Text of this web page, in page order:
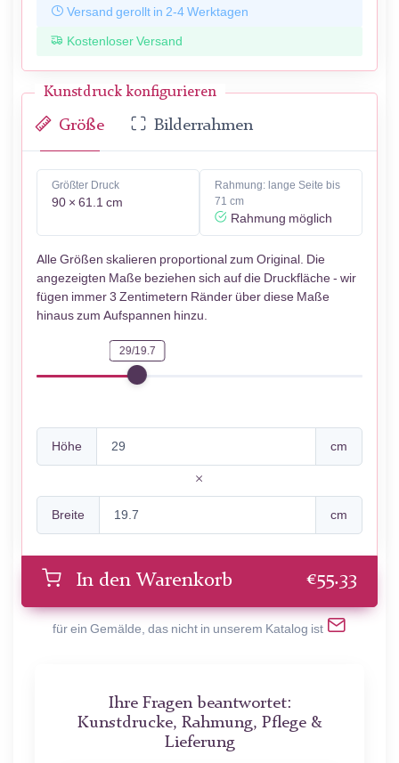
Versand gerollt in 2-4 Werktagen
Kostenloser Versand
Kunstdruck konfigurieren
Größe Bilderrahmen
Größter Druck
90 × 61.1 cm
Rahmung: lange Seite bis
71 cm
Rahmung möglich
Alle Größen skalieren proportional zum Original. Die
angezeigten Maße beziehen sich auf die Druckfläche - wir
fügen immer 3 Zentimetern Ränder über diese Maße
hinaus zum Aufspannen hinzu.
29/19.7
Höhe cm
Breite cm
In den Warenkorb €55.33
für ein Gemälde, das nicht in unserem Katalog ist
Ihre Fragen beantwortet:
Kunstdrucke, Rahmung, Pflege &
Lieferung